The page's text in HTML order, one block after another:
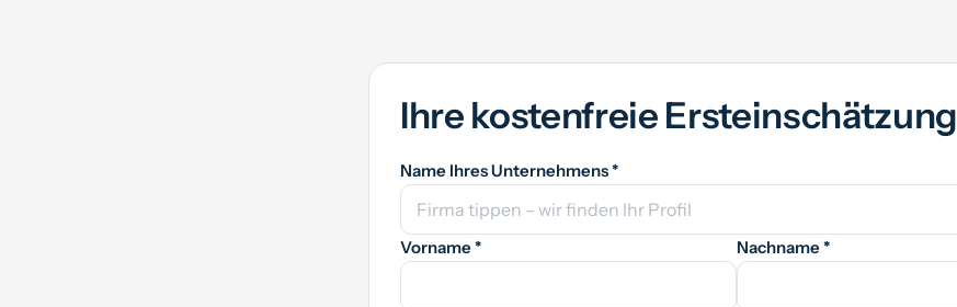
Ihre kostenfreie Ersteinschätzung
Name Ihres Unternehmens *
Vorname * Nachname *